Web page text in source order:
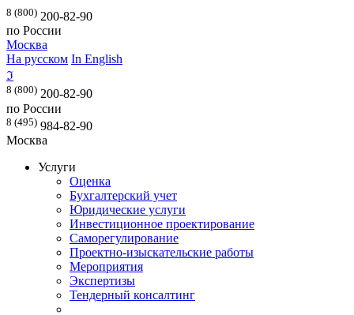
8 (800) 200-82-90
по России
Москва
На русском In English
ℑ
8 (800) 200-82-90
по России
8 (495) 984-82-90
Москва
Услуги
Оценка
Бухгалтерский учет
Юридические услуги
Инвестиционное проектирование
Саморегулирование
Проектно-изыскательские работы
Мероприятия
Экспертизы
Тендерный консалтинг